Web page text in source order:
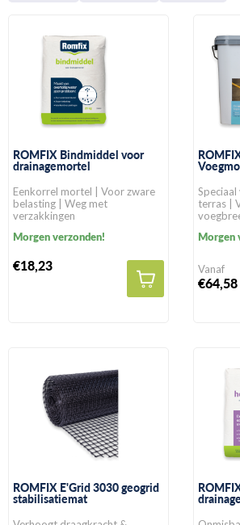
ROMFIX Bindmiddel voor
drainagemortel
Eenkorrel mortel | Voor zware
belasting | Weg met
verzakkingen
Morgen verzonden!
€18,23
terras |
Morgen
Vanaf
€64,58
ROMFIX E'Grid 3030 geogrid
stabilisatiemat